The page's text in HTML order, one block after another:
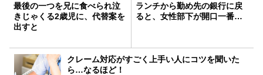
最後の一つを兄に食べられ泣
きじゃくる2歳児に、代替案を
出すと
ランチから勤め先の銀行に戻
ると、女性部下が開口一番…
クレーム対応がすごく上手い人にコツを聞いた
ら…なるほど！